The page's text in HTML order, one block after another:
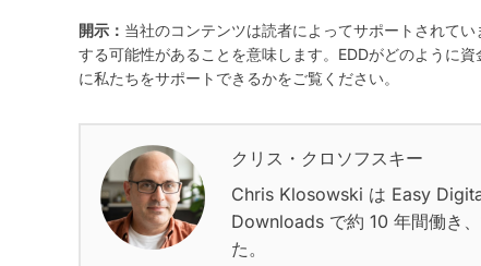
開示： 当社のコンテンツは読者によってサポートされて
する可能性があることを意味します。EDDがどのように
に私たちをサポートできるかをご覧ください。
クリス・クロソフスキー
Chris Klosowski は Easy
Downloads で約 10 年間働き
た。